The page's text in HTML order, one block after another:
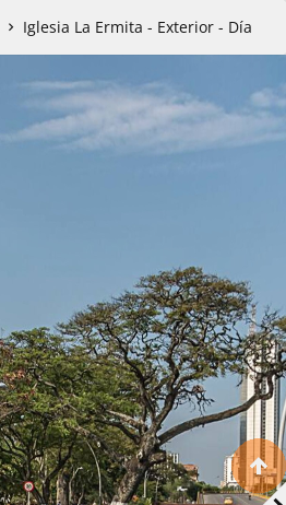
Iglesia La Ermita - Exterior - Día